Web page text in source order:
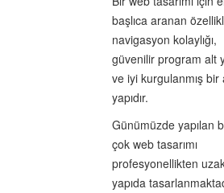
başlıca aranan
navigasyon kolaylığı,
güvenilir program alt
ve iyi kurgulanmış bir
yapıdır.
Günümüzde yapılan
çok web tasarımı
profesyonellikten
yapıda